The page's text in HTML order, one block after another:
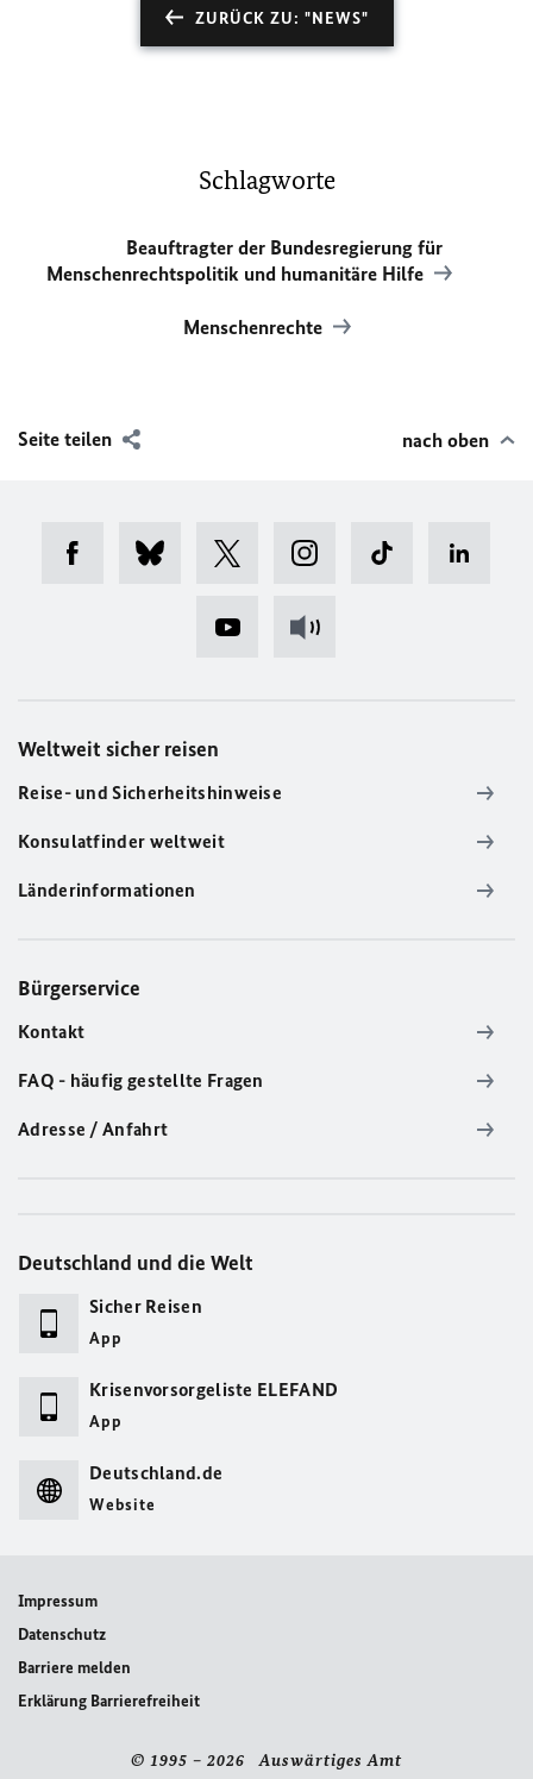
ZURÜCK ZU: "NEWS"
Schlagworte
Beauftragter der Bundesregierung für
Menschenrechtspolitik und humanitäre Hilfe
Menschenrechte
Seite teilen nach oben
Weltweit sicher reisen
Reise- und Sicherheitshinweise
Konsulatfinder weltweit
Länderinformationen
Bürgerservice
Kontakt
FAQ - häufig gestellte Fragen
Adresse / Anfahrt
Deutschland und die Welt
Sicher Reisen
App
Krisenvorsorgeliste ELEFAND
App
Deutschland.de
Website
Impressum
Datenschutz
Barriere melden
Erklärung Barrierefreiheit
© 1995 – 2026 Auswärtiges Amt